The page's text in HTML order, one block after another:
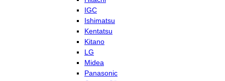
IGC
Ishimatsu
Kentatsu
Kitano
LG
Midea
Panasonic